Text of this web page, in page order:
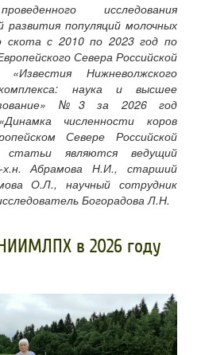
исследования
популяций молочных
скота с 2010 по 2023 год по
Севера Российской
Нижневолжского
комплекса: наука и высшее
№3 за 2026 год
численности коров
Севере Российской
статьи являются ведущий
х.н. Абрамова Н.И., старший
О.Л., научный сотрудник
Богорадова Л.Н.
в 2026 году